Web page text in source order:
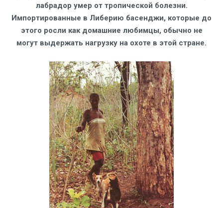
лабрадор умер от тропической болезни.
Импортированные в Либерию басенджи, которые до
этого росли как домашние любимцы, обычно не
могут выдержать нагрузку на охоте в этой стране.